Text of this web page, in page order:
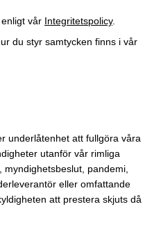
vår Integritetspolicy.
du styr samtycken finns i vår
underlåtenhet att fullgöra våra
utanför vår rimliga
pandemi,
eller omfattande
att prestera skjuts då